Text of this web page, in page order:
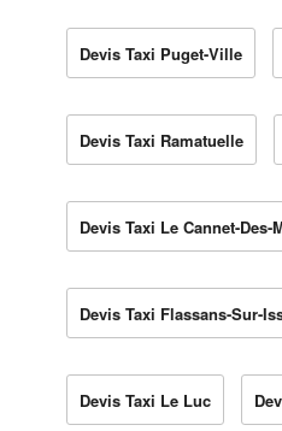
Devis Taxi Puget-Ville
Devis Taxi Ramatuelle
Devis Taxi Le Cannet-Des-
Devis Taxi Flassans-Sur-
Devis Taxi Le Luc